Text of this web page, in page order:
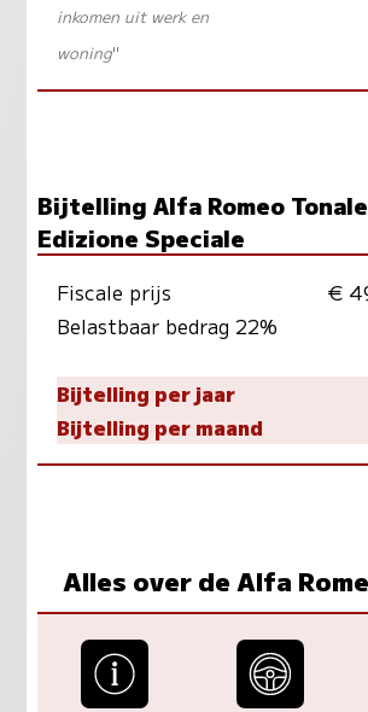
inkomen uit werk en
woning"
Bijtelling Alfa Romeo Tonale
Edizione Speciale
Fiscale prijs
€
Belastbaar bedrag 22%
Bijtelling per jaar
Bijtelling per maand
Alles over de Alfa